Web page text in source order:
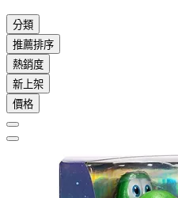
分類
推薦排序
熱銷度
新上架
價格